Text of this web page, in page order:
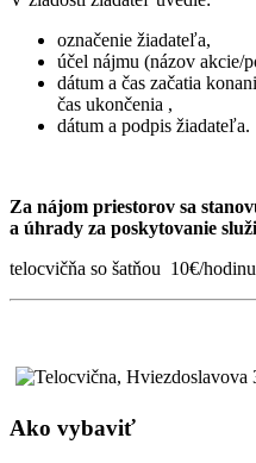
označenie žiadateľa,
účel nájmu (názov akcie/
dátum a čas začatia
čas ukončenia ,
dátum a podpis žiadateľa.
Za nájom priestorov sa
a úhrady za poskytovanie
telocvičňa so šatňou 10€/hodinu
Ako vybaviť